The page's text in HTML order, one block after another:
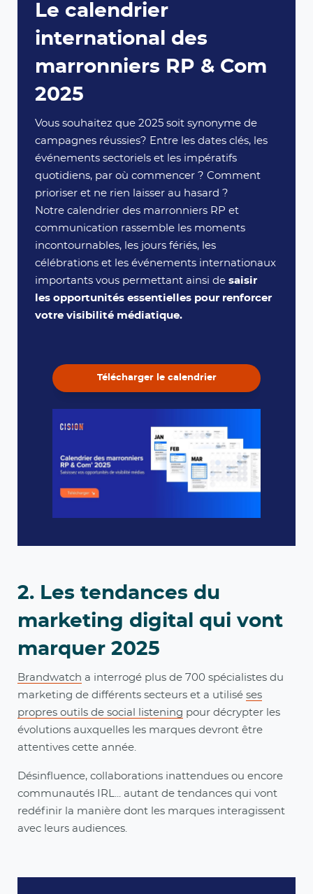
Le calendrier
international des
marronniers RP & Com
2025
Vous souhaitez que 2025 soit synonyme de
campagnes réussies? Entre les dates clés, les
événements sectoriels et les impératifs
quotidiens, par où commencer ? Comment
prioriser et ne rien laisser au hasard ?
Notre calendrier des marronniers RP et
communication rassemble les moments
incontournables, les jours fériés, les
célébrations et les événements internationaux
importants vous permettant ainsi de saisir
les opportunités essentielles pour renforcer
votre visibilité médiatique.
Télécharger le calendrier
2. Les tendances du
marketing digital qui vont
marquer 2025
Brandwatch a interrogé plus de 700 spécialistes du
marketing de différents secteurs et a utilisé ses
propres outils de social listening pour décrypter les
évolutions auxquelles les marques devront être
attentives cette année.
Désinfluence, collaborations inattendues ou encore
communautés IRL... autant de tendances qui vont
redéfinir la manière dont les marques interagissent
avec leurs audiences.